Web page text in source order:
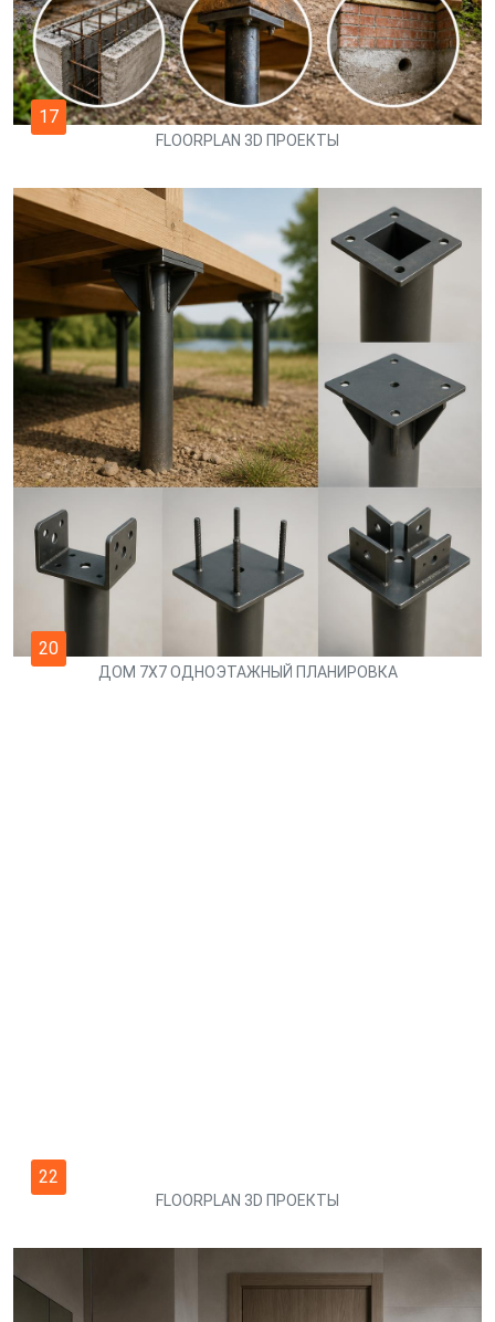
17
FLOORPLAN 3D ПРОЕКТЫ
20
ДОМ 7Х7 ОДНОЭТАЖНЫЙ ПЛАНИРОВКА
22
FLOORPLAN 3D ПРОЕКТЫ